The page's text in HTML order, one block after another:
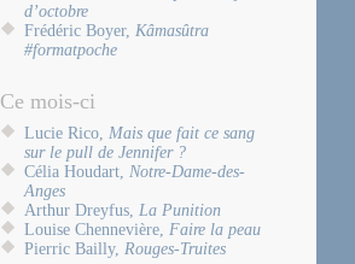
d’octobre
Frédéric Boyer, Kâmasûtra
#formatpoche
Ce mois-ci
Lucie Rico, Mais que fait ce sang
sur le pull de Jennifer ?
Célia Houdart, Notre-Dame-des-
Anges
Arthur Dreyfus, La Punition
Louise Chennevière, Faire la peau
Pierric Bailly, Rouges-Truites